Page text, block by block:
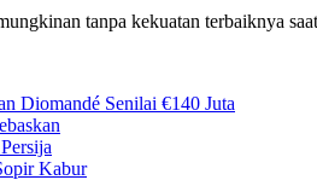
tanpa kekuatan terbaiknya
Diomandé Senilai €140 Juta
Kabur